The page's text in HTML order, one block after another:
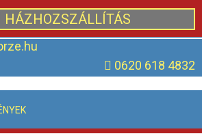
HÁZHOZSZÁLLÍTÁS
0620 618 4832